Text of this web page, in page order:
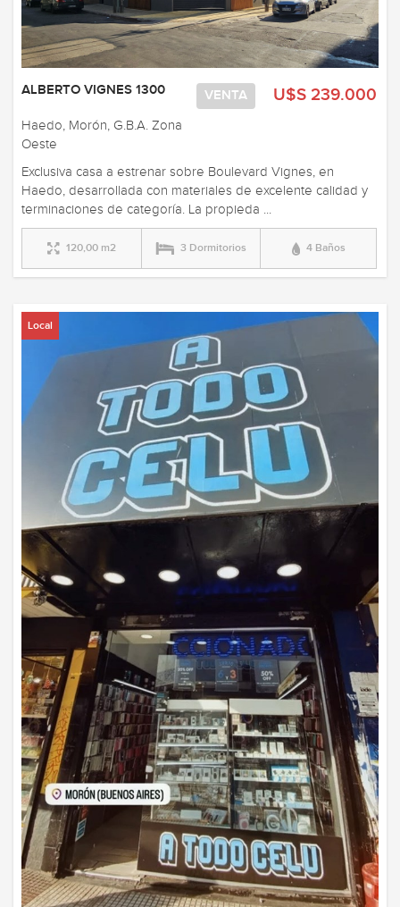
U$S 239.000
VENTA
ALBERTO VIGNES 1300
Haedo, Morón, G.B.A. Zona
Oeste
Exclusiva casa a estrenar sobre Boulevard Vignes, en
Haedo, desarrollada con materiales de excelente calidad y
terminaciones de categoría. La propieda ...
120,00 m2 3 Dormitorios 4 Baños
Local